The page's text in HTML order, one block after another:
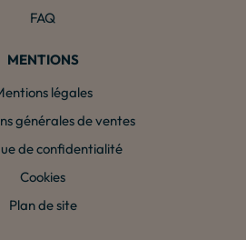
FAQ
MENTIONS
légales
générales de ventes
de confidentialité
Cookies
Plan de site